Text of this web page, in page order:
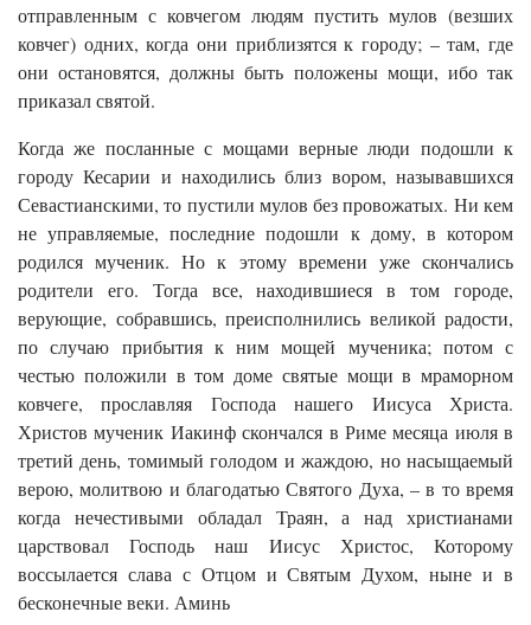
отправленным с ковчегом людям пустить мулов (везших
ковчег) одних, когда они приблизятся к городу; – там, где
они остановятся, должны быть положены мощи, ибо так
приказал святой.
Когда же посланные с мощами верные люди подошли к
городу Кесарии и находились близ вором, называвшихся
Севастианскими, то пустили мулов без провожатых. Ни кем
не управляемые, последние подошли к дому, в котором
родился мученик. Но к этому времени уже скончались
родители его. Тогда все, находившиеся в том городе,
верующие, собравшись, преисполнились великой радости,
по случаю прибытия к ним мощей мученика; потом с
честью положили в том доме святые мощи в мраморном
ковчеге, прославляя Господа нашего Иисуса Христа.
Христов мученик Иакинф скончался в Риме месяца июля в
третий день, томимый голодом и жаждою, но насыщаемый
верою, молитвою и благодатью Святого Духа, – в то время
когда нечестивыми обладал Траян, а над христианами
царствовал Господь наш Иисус Христос, Которому
воссылается слава с Отцом и Святым Духом, ныне и в
бесконечные веки. Аминь